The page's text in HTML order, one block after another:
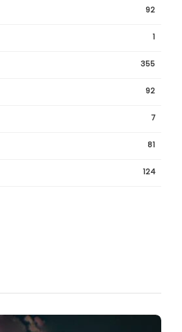
92
1
355
92
7
81
124